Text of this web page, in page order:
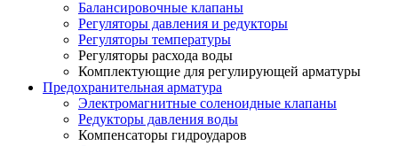
Балансировочные клапаны
Регуляторы давления и редукторы
Регуляторы температуры
Регуляторы расхода воды
Комплектующие для регулирующей арматуры
Предохранительная арматура
Электромагнитные соленоидные клапаны
Редукторы давления воды
Компенсаторы гидроударов